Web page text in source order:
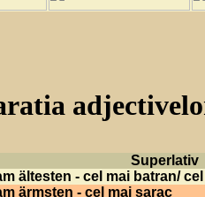
Superlativ
ältesten - cel mai batran/
ärmsten - cel mai sarac